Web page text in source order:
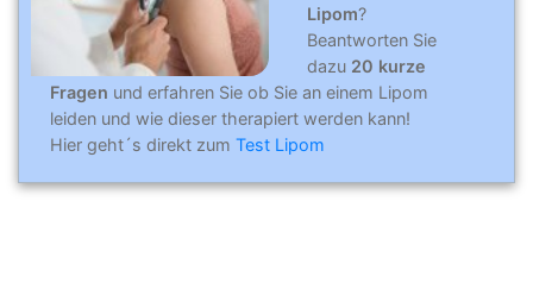
Lipom?
Beantworten Sie
dazu 20 kurze
Fragen und erfahren Sie ob Sie an einem Lipom
leiden und wie dieser therapiert werden kann!
Hier geht´s direkt zum Test Lipom